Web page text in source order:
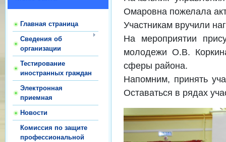
Главная страница
Сведения об
организации
Тестирование
иностранных граждан
Электронная
приемная
Новости
Комиссия по защите
профессиональной
Омаровна пожелала
Участникам вручили
На мероприятии
молодежи О.В.
сферы района.
Напомним, принять
Оставаться в рядах